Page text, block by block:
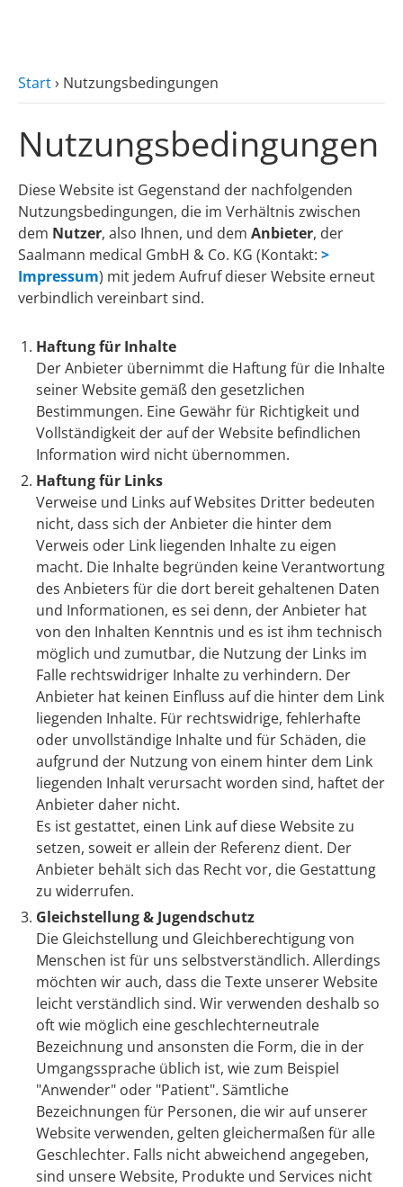
zum Hauptinhalt
Start› Nutzungsbedingungen
Nutzungsbedingungen
Diese Website ist Gegenstand der nachfolgenden
Nutzungsbedingungen, die im Verhältnis zwischen
dem Nutzer, also Ihnen, und dem Anbieter, der
Saalmann medical GmbH & Co. KG (Kontakt: >
Impressum) mit jedem Aufruf dieser Website erneut
verbindlich vereinbart sind.
Haftung für Inhalte
Der Anbieter übernimmt die Haftung für die Inhalte
seiner Website gemäß den gesetzlichen
Bestimmungen. Eine Gewähr für Richtigkeit und
Vollständigkeit der auf der Website befindlichen
Information wird nicht übernommen.
Haftung für Links
Verweise und Links auf Websites Dritter bedeuten
nicht, dass sich der Anbieter die hinter dem
Verweis oder Link liegenden Inhalte zu eigen
macht. Die Inhalte begründen keine Verantwortung
des Anbieters für die dort bereit gehaltenen Daten
und Informationen, es sei denn, der Anbieter hat
von den Inhalten Kenntnis und es ist ihm technisch
möglich und zumutbar, die Nutzung der Links im
Falle rechtswidriger Inhalte zu verhindern. Der
Anbieter hat keinen Einfluss auf die hinter dem Link
liegenden Inhalte. Für rechtswidrige, fehlerhafte
oder unvollständige Inhalte und für Schäden, die
aufgrund der Nutzung von einem hinter dem Link
liegenden Inhalt verursacht worden sind, haftet der
Anbieter daher nicht.
Es ist gestattet, einen Link auf diese Website zu
setzen, soweit er allein der Referenz dient. Der
Anbieter behält sich das Recht vor, die Gestattung
zu widerrufen.
Gleichstellung & Jugendschutz
Die Gleichstellung und Gleichberechtigung von
Menschen ist für uns selbstverständlich. Allerdings
möchten wir auch, dass die Texte unserer Website
leicht verständlich sind. Wir verwenden deshalb so
oft wie möglich eine geschlechterneutrale
Bezeichnung und ansonsten die Form, die in der
Umgangssprache üblich ist, wie zum Beispiel
"Anwender" oder "Patient". Sämtliche
Bezeichnungen für Personen, die wir auf unserer
Website verwenden, gelten gleichermaßen für alle
Geschlechter. Falls nicht abweichend angegeben,
sind unsere Website, Produkte und Services nicht